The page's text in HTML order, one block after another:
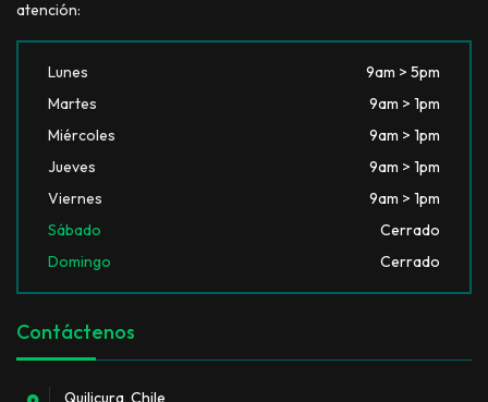
atención:
Lunes
9am > 5pm
Martes
9am > 1pm
Miércoles
9am > 1pm
Jueves
9am > 1pm
Viernes
9am > 1pm
Sábado
Cerrado
Domingo
Cerrado
Contáctenos
Quilicura, Chile